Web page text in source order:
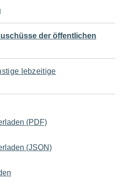
der öffentlichen
lebzeitige
(PDF)
(JSON)